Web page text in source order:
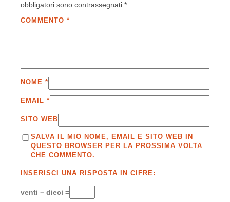
obbligatori sono contrassegnati *
COMMENTO *
NOME *
EMAIL *
SITO WEB
SALVA IL MIO NOME, EMAIL E SITO WEB IN
QUESTO BROWSER PER LA PROSSIMA VOLTA
CHE COMMENTO.
INSERISCI UNA RISPOSTA IN CIFRE:
venti − dieci =